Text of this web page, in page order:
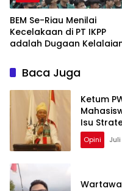
BEM Se-Riau Menilai
Kecelakaan di PT IKPP
adalah Dugaan
Baca Juga
Ketum
Isu
Opini